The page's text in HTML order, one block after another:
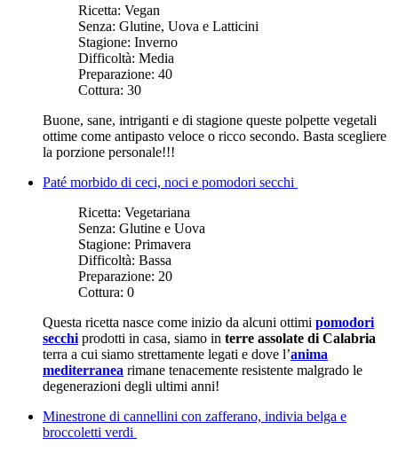
Ricetta: Vegan
Senza: Glutine, Uova e Latticini
Stagione: Inverno
Difficoltà: Media
Preparazione: 40
Cottura: 30
Buone, sane, intriganti e di stagione queste polpette vegetali
ottime come antipasto veloce o ricco secondo. Basta scegliere
la porzione personale!!!
Paté morbido di ceci, noci e pomodori secchi
Ricetta: Vegetariana
Senza: Glutine e Uova
Stagione: Primavera
Difficoltà: Bassa
Preparazione: 20
Cottura: 0
Questa ricetta nasce come inizio da alcuni ottimi pomodori
secchi prodotti in casa, siamo in terre assolate di Calabria
terra a cui siamo strettamente legati e dove l’anima
mediterranea rimane tenacemente resistente malgrado le
degenerazioni degli ultimi anni!
Minestrone di cannellini con zafferano, indivia belga e
broccoletti verdi